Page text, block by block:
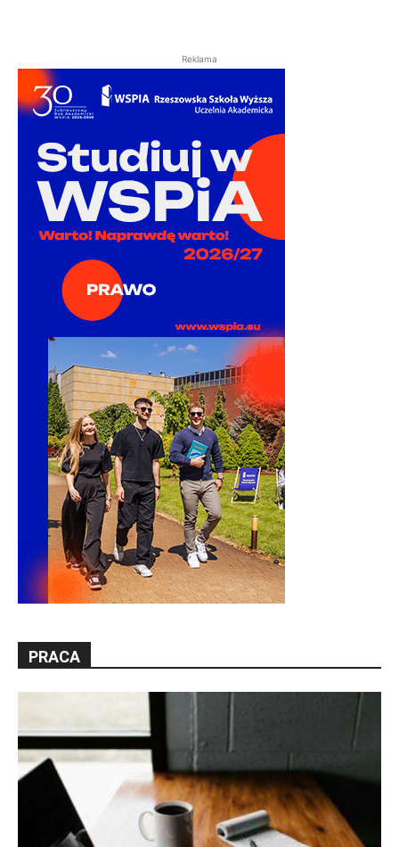
Reklama
PRACA